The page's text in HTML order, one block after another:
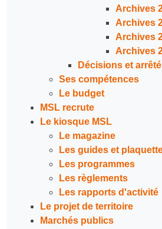
Archives
Archives
Archives
Archives
Décisions et
Ses compétences
Le budget
MSL recrute
Le kiosque MSL
Le magazine
Les guides et
Les programmes
Les règlements
Les rapports d'activité
Le projet de territoire
Marchés publics